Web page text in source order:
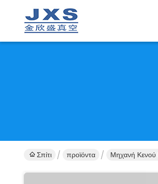
Σπίτι προϊόντα Μηχανή Κενού